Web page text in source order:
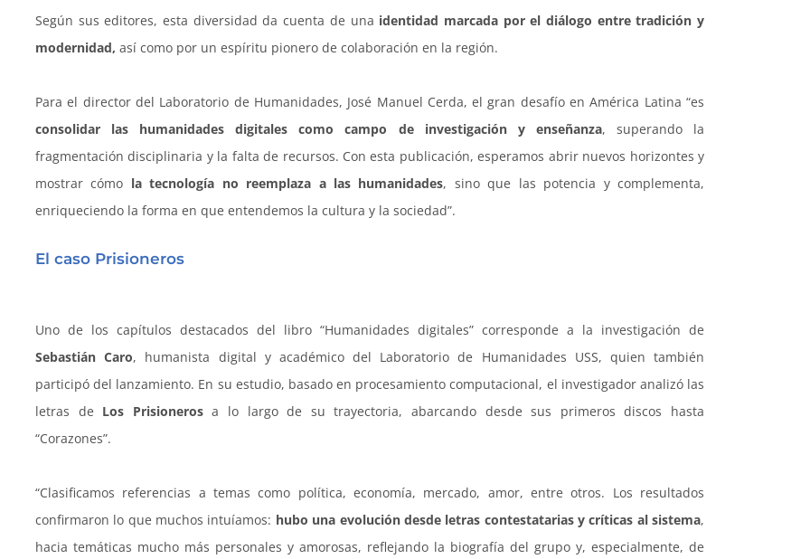
Según sus editores, esta diversidad da cuenta de una identidad marcada por el diálogo entre tradición y
modernidad, así como por un espíritu pionero de colaboración en la región.
Para el director del Laboratorio de Humanidades, José Manuel Cerda, el gran desafío en América Latina “es
consolidar las
humanidades digitales como campo de investigación y enseñanza, superando la
fragmentación disciplinaria y la falta de recursos. Con esta publicación, esperamos abrir nuevos horizontes y
mostrar cómo la tecnología no reemplaza a las humanidades, sino que las potencia y complementa,
enriqueciendo la forma en que entendemos la cultura y la sociedad”.
El caso Prisioneros
Uno de los capítulos destacados del libro “Humanidades digitales” corresponde a la investigación de
Sebastián Caro, humanista digital y académico del Laboratorio de Humanidades USS, quien también
participó del lanzamiento. En su estudio, basado en procesamiento computacional, el investigador analizó las
letras de Los Prisionerosa lo largo de su trayectoria, abarcando desde sus primeros discos hasta
“Corazones”.
“Clasificamos referencias a temas como política, economía, mercado, amor, entre otros. Los resultados
confirmaron lo que muchos intuíamos: hubo una evolución desde letras contestatarias y críticas al sistema,
hacia temáticas mucho más personales y amorosas, reflejando la biografía del grupo y, especialmente, de